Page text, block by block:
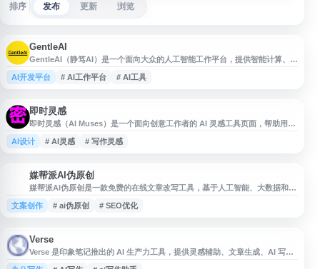
排序 发布 更新 浏览
GentleAI
GentleAI（静笃AI）是一个面向大众的人工智能工作平台，提供智能计算、AI
工具及生产力服务。平台注重操作简便与使用体验，帮助用户更轻松地使用人
工智能，并提供专业技术支持，满足日常工作与效率提升需求。
AI开发平台 # AI工作平台 # AI工具
即时灵感
即时灵感（AI Muses）是一个面向创意工作者的 AI 灵感工具页面，帮助用户
获取创作思路与内容启发，适用于写作、策划、设计等需要头脑风暴的场景。
AI设计
# AI灵感 # 写作灵感
媒帮派AI伪原创
媒帮派AI伪原创是一款免费的在线文章改写工具，基于人工智能、大数据和神
经网络算法，对原文进行内容重组与表达优化，生成更具差异化的文章。适用
于自媒体内容创作、文章编辑及搜索引擎收录优化等场景，支持公众号、头条
文案创作 # ai伪原创 # SEO优化
Verse
Verse 是印象笔记推出的 AI 生产力工具，提供灵感辅助、文章生成、AI 写作
与文件分析等功能，适用于会议纪要、公文假条、小说作文、日报、新闻稿及